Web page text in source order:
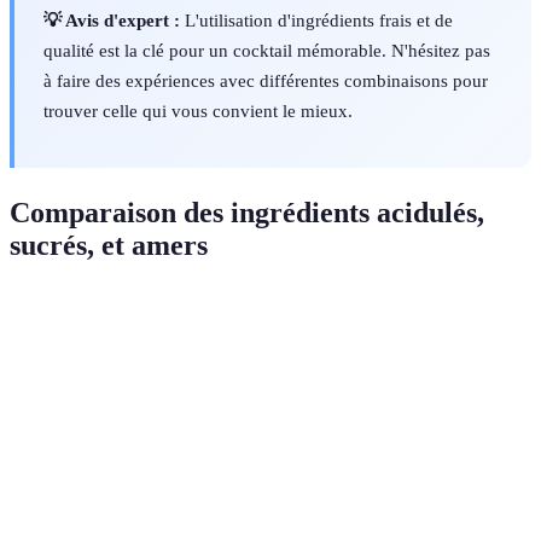
💡 Avis d'expert : L'utilisation d'ingrédients frais et de
qualité est la clé pour un cocktail mémorable. N'hésitez pas
à faire des expériences avec différentes combinaisons pour
trouver celle qui vous convient le mieux.
Comparaison des ingrédients acidulés,
sucrés, et amers